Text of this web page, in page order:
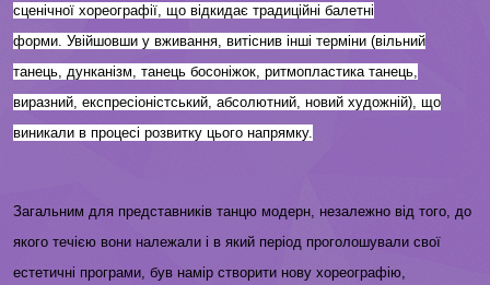
сценічної хореографії, що відкидає традиційні балетні
форми. Увійшовши у вживання, витіснив інші терміни (вільний
танець, дунканізм, танець босоніжок, ритмопластика танець,
виразний, експресіоністський, абсолютний, новий художній), що
виникали в процесі розвитку цього напрямку.
Загальним для представників танцю модерн, незалежно від того, до
якого течією вони належали і в який період проголошували свої
естетичні програми, був намір створити нову хореографію,